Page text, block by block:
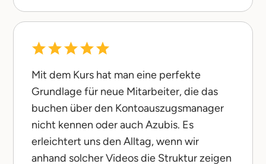
Mit dem Kurs hat man eine perfekte
Grundlage für neue Mitarbeiter, die das
buchen über den Kontoauszugsmanager
nicht kennen oder auch Azubis. Es
erleichtert uns den Alltag, wenn wir
anhand solcher Videos die Struktur zeigen